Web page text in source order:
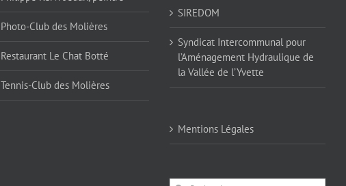
Photo-Club des Molières
Restaurant Le Chat Botté
Tennis-Club des Molières
SIREDOM
Syndicat Intercommunal pour
l’Aménagement Hydraulique de
la Vallée de l’Yvette
Mentions Légales